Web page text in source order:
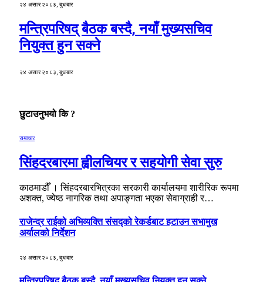
२४ असार २०८३, बुधबार
मन्त्रिपरिषद् बैठक बस्दै, नयाँ मुख्यसचिव
नियुक्त हुन सक्ने
२४ असार २०८३, बुधबार
छुटाउनुभयो कि ?
समाचार
सिंहदरबारमा ह्वीलचियर र सहयोगी सेवा सुरु
काठमाडौँ । सिंहदरबारभित्रका सरकारी कार्यालयमा शारीरिक रूपमा
अशक्त, ज्येष्ठ नागरिक तथा अपाङ्गता भएका सेवाग्राही र…
राजेन्द्र राईको अभिव्यक्ति संसद्को रेकर्डबाट हटाउन सभामुख
अर्यालको निर्देशन
२४ असार २०८३, बुधबार